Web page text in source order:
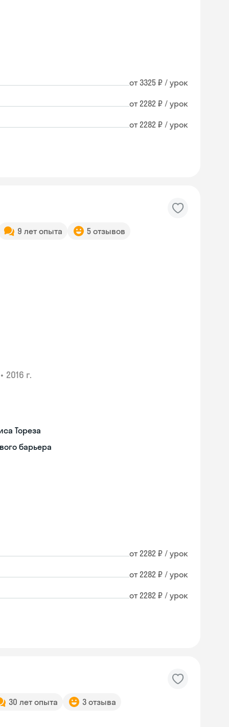
от 3325 ₽ / урок
от 2282 ₽ / урок
от 2282 ₽ / урок
9 лет опыта 5 отзывов
• 2016 г.
Тореза
барьера
от 2282 ₽ / урок
от 2282 ₽ / урок
от 2282 ₽ / урок
30 лет опыта 3 отзыва